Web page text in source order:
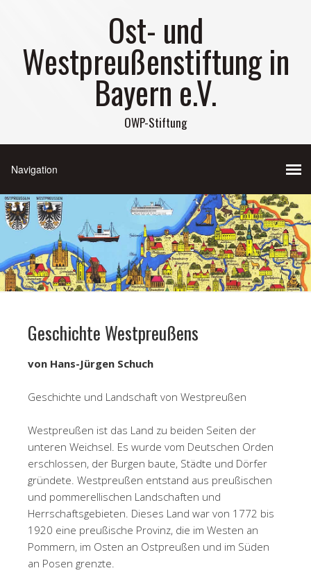
Ost- und
Westpreußenstiftung in
Bayern e.V.
OWP-Stiftung
Geschichte Westpreußens
von Hans-Jürgen Schuch
Geschichte und Landschaft von Westpreußen
Westpreußen ist das Land zu beiden Seiten der
unteren Weichsel. Es wurde vom Deutschen Orden
erschlossen, der Burgen baute, Städte und Dörfer
gründete. Westpreußen entstand aus preußischen
und pommerellischen Landschaften und
Herrschaftsgebieten. Dieses Land war von 1772 bis
1920 eine preußische Provinz, die im Westen an
Pommern, im Osten an Ostpreußen und im Süden
an Posen grenzte.